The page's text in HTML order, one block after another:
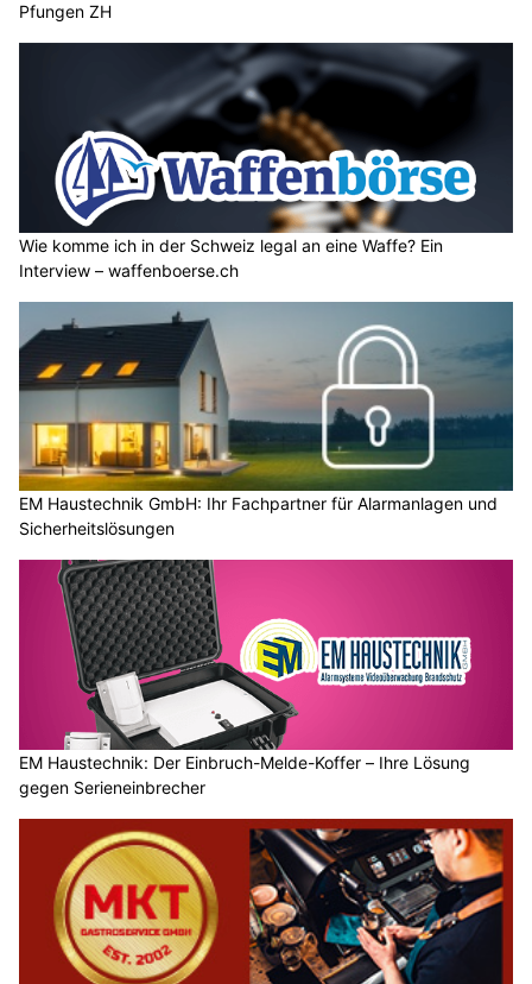
Pfungen ZH
Wie komme ich in der Schweiz legal an eine Waffe? Ein
Interview – waffenboerse.ch
EM Haustechnik GmbH: Ihr Fachpartner für Alarmanlagen und
Sicherheitslösungen
EM Haustechnik: Der Einbruch-Melde-Koffer – Ihre Lösung
gegen Serieneinbrecher